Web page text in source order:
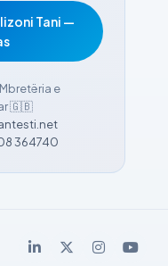
Tani —
Mbretëria e
🇬🇧
364740